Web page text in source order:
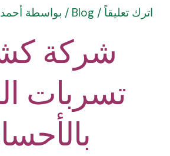
اترك تعليقاً /
Blog / بواسطة
شركة
تسربات